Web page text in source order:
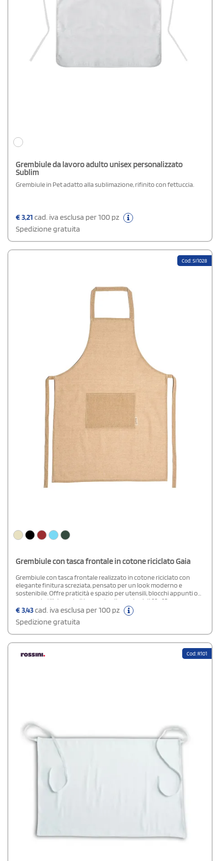
Grembiule da lavoro adulto unisex personalizzato
Sublim
Grembiule in Pet adatto alla sublimazione, rifinito con fettuccia.
€3,21 cad. iva esclusa per 100 pz
Spedizione gratuita
Cod: SI1028
Grembiule con tasca frontale in cotone riciclato Gaia
Grembiule con tasca frontale realizzato in cotone riciclato con
elegante finitura screziata, pensato per un look moderno e
sostenibile. Offre praticità e spazio per utensili, blocchi appunti o
accessori utili durante il lavoro. Le dimensioni di 93×65 cm
garantiscono un’ottima copertura e comfort in ogni attività.
Fornito in confezione singola in polybag, è disponibile in imballi da
100 pezzi, ideale anche per forniture professionali e uso intensivo.
€3,43cad. iva esclusa per 100 pz
Spedizione gratuita
Cod: R101